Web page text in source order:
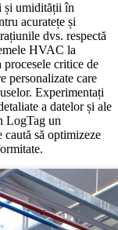
și umidității în
acuratețe și
dvs. respectă
HVAC la
procesele critice de
personalizate care
Experimentați
a datelor și ale
LogTag un
să optimizeze